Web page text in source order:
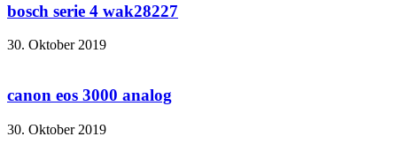
bosch serie 4 wak28227
30. Oktober 2019
canon eos 3000 analog
30. Oktober 2019